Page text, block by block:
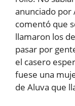
anunciado por
comentó que
llamaron los
pasar por
el casero
fuese una
de Aluva que